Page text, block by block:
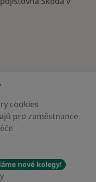
cookies
pro zaměstnance
nové kolegy!